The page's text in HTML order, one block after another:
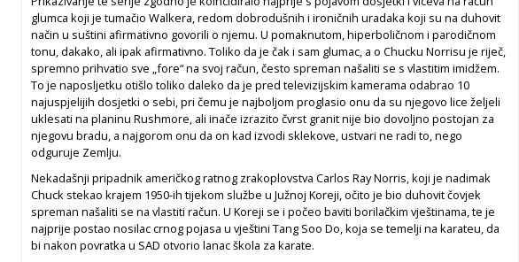
glumca koji je tumačio Walkera, redom dobrodušnih i ironičnih uradaka koji su na duhovit
način u suštini afirmativno govorili o njemu. U pomaknutom, hiperboličnom i parodičnom
tonu, dakako, ali ipak afirmativno. Toliko da je čak i sam glumac, a o Chucku Norrisu je riječ,
spremno prihvatio sve „fore“ na svoj račun, često spreman našaliti se s vlastitim imidžem.
To je naposljetku otišlo toliko daleko da je pred televizijskim kamerama odabrao 10
najuspjelijih dosjetki o sebi, pri čemu je najboljom proglasio onu da su njegovo lice željeli
uklesati na planinu Rushmore, ali inače izrazito čvrst granit nije bio dovoljno postojan za
njegovu bradu, a najgorom onu da on kad izvodi sklekove, ustvari ne radi to, nego
odguruje Zemlju.
Nekadašnji pripadnik američkog ratnog zrakoplovstva Carlos Ray Norris, koji je nadimak
Chuck stekao krajem 1950-ih tijekom službe u Južnoj Koreji, očito je bio duhovit čovjek
spreman našaliti se na vlastiti račun. U Koreji se i počeo baviti borilačkim vještinama, te je
najprije postao nosilac crnog pojasa u vještini Tang Soo Do, koja se temelji na karateu, da
bi nakon povratka u SAD otvorio lanac škola za karate.